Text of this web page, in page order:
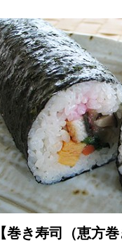
【巻き寿司（恵方